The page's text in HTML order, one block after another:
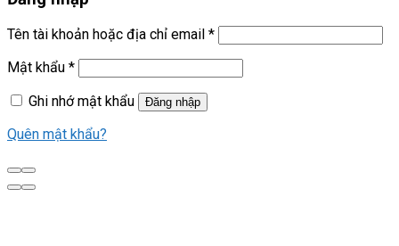
Tên tài khoản hoặc địa chỉ email *
Mật khẩu *
Ghi nhớ mật khẩu
Đăng nhập
Quên mật khẩu?